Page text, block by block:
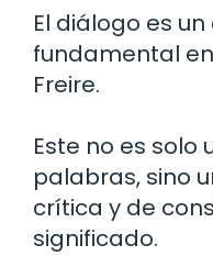
El diálogo es
fundamental
Freire.
Este no es solo
palabras, sino
crítica y de
significado.